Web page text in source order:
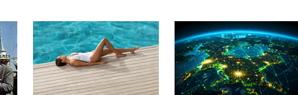
официальный отказ в визах от
Хорватии
вчера, 21:15Пентагон
опубликовал 16 новых видео с
НЛО